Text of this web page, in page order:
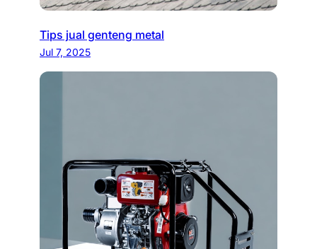
Tips jual genteng metal
Jul 7, 2025